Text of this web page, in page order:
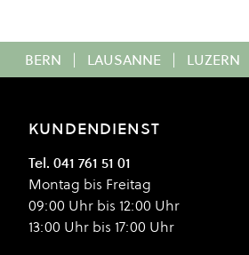
BERN | LAUSANNE | LUZERN
KUNDENDIENST
Tel. 041 761 51 01
Montag bis Freitag
09:00 Uhr bis 12:00 Uhr
13:00 Uhr bis 17:00 Uhr